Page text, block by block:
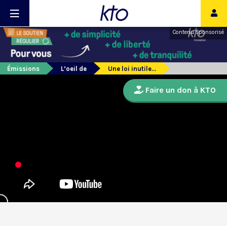
Contenu sponsorisé
Émissions L’oeil de Une loi inutile...
Faire un don à KTO